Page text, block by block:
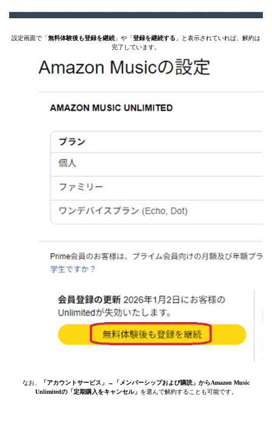
設定画面で「無料体験後も登録を継続 」や「登録を継続する 」と表示されていれば、解約は
完了しています。
なお、
「アカウントサービス」→「メンバーシップおよび購読」からAmazon Music
Unlimitedの「定期購入をキャンセル」 を選んで解約することも可能です。